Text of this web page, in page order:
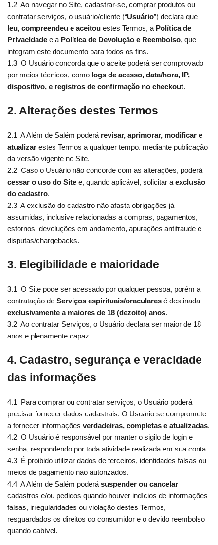
1.2. Ao navegar no Site, cadastrar-se, comprar produtos ou
contratar serviços, o usuário/cliente (“Usuário”) declara que
leu, compreendeu e aceitou estes Termos, a Política de
Privacidade e a Política de Devolução e Reembolso, que
integram este documento para todos os fins.
1.3. O Usuário concorda que o aceite poderá ser comprovado
por meios técnicos, como logs de acesso, data/hora, IP,
dispositivo, e registros de confirmação no checkout.
2. Alterações destes Termos
2.1. A Além de Salém poderá revisar, aprimorar, modificar e
atualizar estes Termos a qualquer tempo, mediante publicação
da versão vigente no Site.
2.2. Caso o Usuário não concorde com as alterações, poderá
cessar o uso do Site e, quando aplicável, solicitar a exclusão
do cadastro.
2.3. A exclusão do cadastro não afasta obrigações já
assumidas, inclusive relacionadas a compras, pagamentos,
estornos, devoluções em andamento, apurações antifraude e
disputas/chargebacks.
3. Elegibilidade e maioridade
3.1. O Site pode ser acessado por qualquer pessoa, porém a
contratação de Serviços espirituais/oraculares é destinada
exclusivamente a maiores de 18 (dezoito) anos.
3.2. Ao contratar Serviços, o Usuário declara ser maior de 18
anos e plenamente capaz.
4. Cadastro, segurança e veracidade
das informações
4.1. Para comprar ou contratar serviços, o Usuário poderá
precisar fornecer dados cadastrais. O Usuário se compromete
a fornecer informações verdadeiras, completas e atualizadas.
4.2. O Usuário é responsável por manter o sigilo de login e
senha, respondendo por toda atividade realizada em sua conta.
4.3. É proibido utilizar dados de terceiros, identidades falsas ou
meios de pagamento não autorizados.
4.4. A Além de Salém poderá suspender ou cancelar
cadastros e/ou pedidos quando houver indícios de informações
falsas, irregularidades ou violação destes Termos,
resguardados os direitos do consumidor e o devido reembolso
quando cabível.